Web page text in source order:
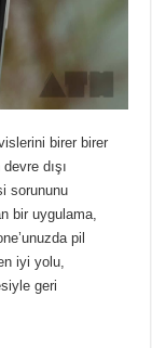
birer birer
dışı
sorununu
bir uygulama,
pil
iyi yolu,
geri